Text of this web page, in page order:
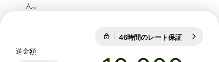
ん。
46時間のレート保証
送金額